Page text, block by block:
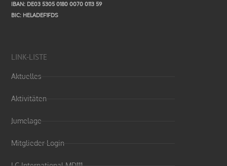
IBAN: DE03 5305 0180 0070 0113 59
BIC: HELADEF1FDS
LINK-LISTE
Aktuelles
Aktivitäten
Jumelage
Mitglieder Login